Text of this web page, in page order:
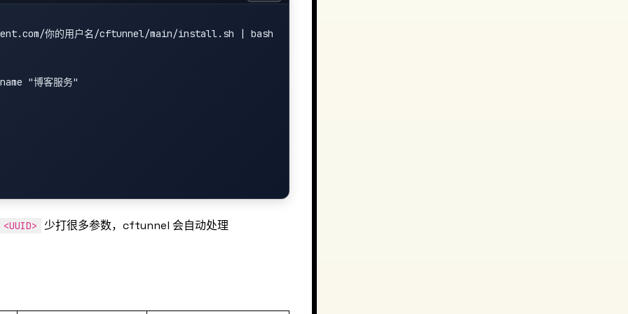
你的用户名/cftunnel/main/install.sh | bash
"博客服务"
少打很多参数，cftunnel 会自动处理